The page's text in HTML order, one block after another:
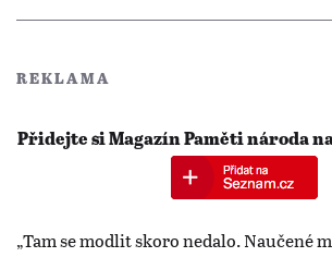
REKLAMA
Přidejte si Magazín Paměti národa
„Tam se modlit skoro nedalo. Naučené